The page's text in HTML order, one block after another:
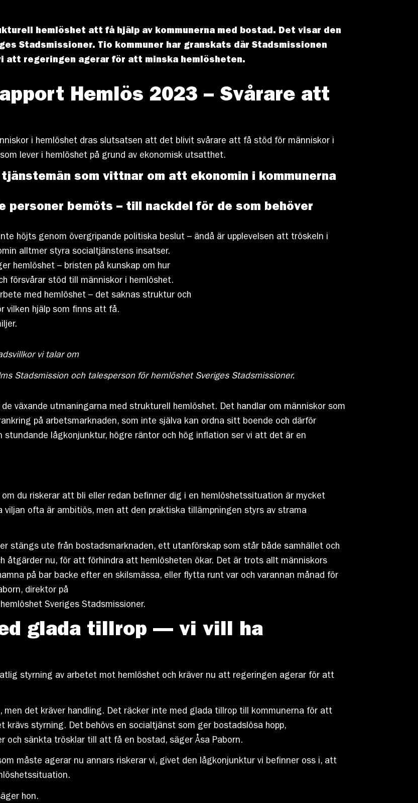
hemlöshet att få hjälp av kommunerna med bostad. Det visar den
Stadsmissioner. Tio kommuner har granskats där Stadsmissionen
att regeringen agerar för att minska hemlösheten.
Hemlös 2023 – Svårare att
i hemlöshet dras slutsatsen att det blivit svårare att få stöd för människor i
lever i hemlöshet på grund av ekonomisk utsatthet.
som vittnar om att ekonomin i kommunerna
personer bemöts – till nackdel för de som behöver
höjts genom övergripande politiska beslut – ändå är upplevelsen att tröskeln i
alltmer styra socialtjänstens insatser.
hemlöshet – bristen på kunskap om hur
försvårar stöd till människor i hemlöshet.
med hemlöshet – det saknas struktur och
vilken hjälp som finns att få.
vi talar om
Stadsmission och talesperson för hemlöshet Sveriges Stadsmissioner.
växande utmaningarna med strukturell hemlöshet. Det handlar om människor som
på arbetsmarknaden, som inte själva kan ordna sitt boende och därför
lågkonjunktur, högre räntor och hög inflation ser vi att det är en
du riskerar att bli eller redan befinner dig i en hemlöshetssituation är mycket
viljan ofta är ambitiös, men att den praktiska tillämpningen styrs av strama
stängs ute från bostadsmarknaden, ett utanförskap som står både samhället och
åtgärder nu, för att förhindra att hemlösheten ökar. Det är trots allt människors
på bar backe efter en skilsmässa, eller flytta runt var och varannan månad för
direktor på
Sveriges Stadsmissioner.
glada tillrop — vi vill ha
styrning av arbetet mot hemlöshet och kräver nu att regeringen agerar för att
det kräver handling. Det räcker inte med glada tillrop till kommunerna för att
styrning. Det behövs en socialtjänst som ger bostadslösa hopp,
och sänkta trösklar till att få en bostad, säger Åsa Paborn.
måste agerar nu annars riskerar vi, givet den lågkonjunktur vi befinner oss i, att
hon.